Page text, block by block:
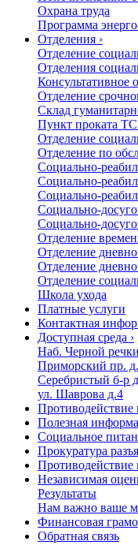
Охрана труда
Программа
Отделения ›
Отделение
Отделения
Консультативное
Отделение
Склад
Пункт проката
Отделение
Отделение по
Социально-
Социально-
Социально-
Социально-
Социально-
Отделение
Отделение
Отделение
Отделение
Школа ухода
Платные услуги
Контактная
Доступная среда ›
Наб. Черной
Приморский пр.
Серебристый б-р
ул. Шаврова д.4
Противодействие
Полезная
Социальное
Прокуратура
Противодействие
Независимая
Результаты
Нам важно ваше
Финансовая
Обратная связь